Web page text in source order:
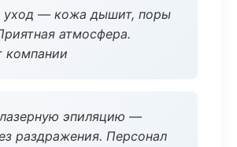
уход — кожа дышит, поры
атмосфера.
компании
эпиляцию —
раздражения. Персонал